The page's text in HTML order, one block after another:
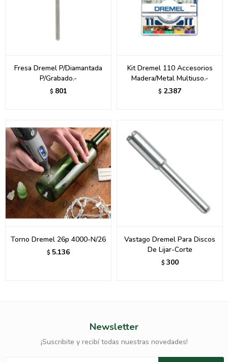
Fresa Dremel P/Diamantada
P/Grabado.-
$ 801
Kit Dremel 110 Accesorios
Madera/Metal Multiuso.-
$ 2.387
Torno Dremel 26p 4000-N/26
$ 5.136
Vastago Dremel Para Discos
De Lijar-Corte
$ 300
Newsletter
¡Suscribite y recibí todas nuestras novedades!